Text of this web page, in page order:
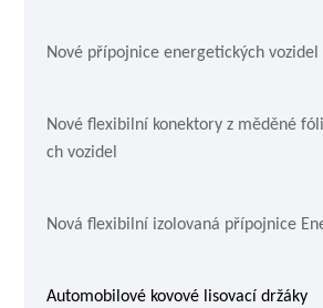
Nové přípojnice energetických vozidel
Nové flexibilní konektory z měděné
ch vozidel
Nová flexibilní izolovaná přípojnice
Automobilové kovové lisovací držáky